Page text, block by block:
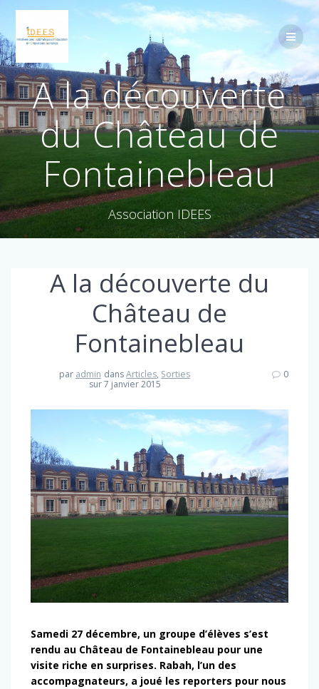
A la découverte
du Château de
Fontainebleau
Association IDEES
A la découverte du
Château de
Fontainebleau
par admin dansArticles, Sorties
sur 7 janvier 2015
0
Samedi 27 décembre, un groupe d’élèves s’est
rendu au Château de Fontainebleau pour une
visite riche en surprises. Rabah, l’un des
accompagnateurs, a joué les reporters pour nous